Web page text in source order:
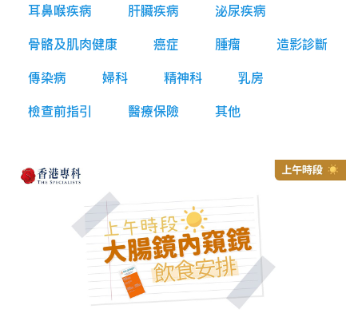
耳鼻喉疾病
肝臟疾病
泌尿疾病
骨骼及肌肉健康
癌症 腫瘤
造影診斷
傳染病
婦科 精神科
乳房
檢查前指引
醫療保險 其他